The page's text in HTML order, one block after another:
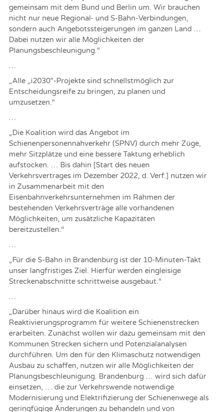
gemeinsam mit dem Bund und Berlin um. Wir brauchen
nicht nur neue Regional- und S-Bahn-Verbindungen,
sondern auch Angebotssteigerungen im ganzen Land …
Dabei nutzen wir alle Möglichkeiten der
Planungsbeschleunigung.“
…
„Alle „i2030″-Projekte sind schnellstmöglich zur
Entscheidungsreife zu bringen, zu planen und
umzusetzen.“
…
„Die Koalition wird das Angebot im
Schienenpersonennahverkehr (SPNV) durch mehr Züge,
mehr Sitzplätze und eine bessere Taktung erheblich
aufstocken. … Bis dahin [Start des neuen
Verkehrsvertrages im Dezember 2022, d. Verf.] nutzen wir
in Zusammenarbeit mit den
Eisenbahnverkehrsunternehmen im Rahmen der
bestehenden Verkehrsverträge alle vorhandenen
Möglichkeiten, um zusätzliche Kapazitäten
bereitzustellen.“
…
„Für die S-Bahn in Brandenburg ist der 10-Minuten-Takt
unser langfristiges Ziel. Hierfür werden eingleisige
Streckenabschnitte schrittweise ausgebaut.“
…
„Darüber hinaus wird die Koalition ein
Reaktivierungsprogramm für weitere Schienenstrecken
erarbeiten. Zunächst wollen wir dazu gemeinsam mit den
Kommunen Strecken sichern und Potenzialanalysen
durchführen. Um den für den Klimaschutz notwendigen
Ausbau zu schaffen, nutzen wir alle Möglichkeiten der
Planungsbeschleunigung. Brandenburg … wird sich dafür
einsetzen, … die zur Verkehrswende notwendige
Modernisierung und Elektrifizierung der Schienenwege als
geringfügige Änderungen zu behandeln und von